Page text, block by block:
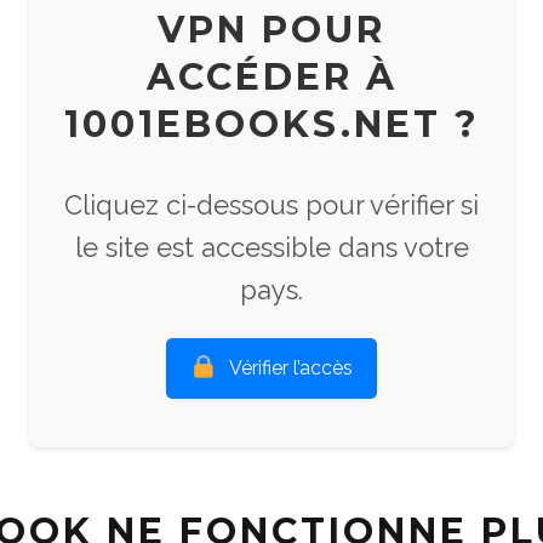
VPN POUR
ACCÉDER À
1001EBOOKS.NET ?
Cliquez ci-dessous pour vérifier si
le site est accessible dans votre
pays.
Vérifier l’accès
NE FONCTIONNE